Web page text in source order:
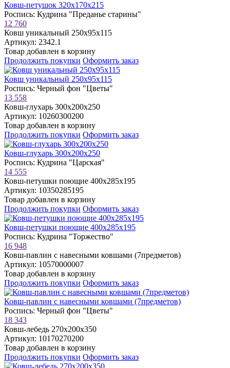
Ковш-петушок 320х170х215
Роспись: Кудрина "Преданье старины"
12 760
Ковш уникальный 250х95х115
Артикул: 2342.1
Товар добавлен в корзину
Продолжить покупки Оформить заказ
Ковш уникальный 250х95х115
Роспись: Черный фон "Цветы"
13 558
Ковш-глухарь 300х200х250
Артикул: 10260300200
Товар добавлен в корзину
Продолжить покупки Оформить заказ
Ковш-глухарь 300х200х250
Роспись: Кудрина "Царская"
14 555
Ковш-петушки поющие 400х285х195
Артикул: 10350285195
Товар добавлен в корзину
Продолжить покупки Оформить заказ
Ковш-петушки поющие 400х285х195
Роспись: Кудрина "Торжество"
16 948
Ковш-павлин с навесными ковшами (7предметов)
Артикул: 10570000007
Товар добавлен в корзину
Продолжить покупки Оформить заказ
Ковш-павлин с навесными ковшами (7предметов)
Роспись: Черный фон "Цветы"
18 343
Ковш-лебедь 270х200х350
Артикул: 10170270200
Товар добавлен в корзину
Продолжить покупки Оформить заказ